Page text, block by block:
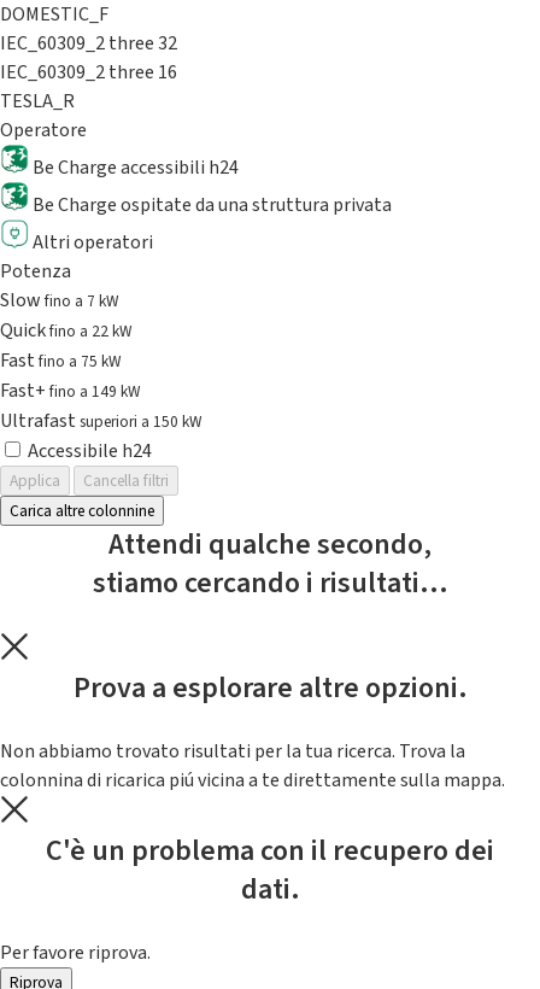
DOMESTIC_F
IEC_60309_2 three 32
IEC_60309_2 three 16
TESLA_R
Operatore
Be Charge accessibili h24
Be Charge ospitate da una struttura privata
Altri operatori
Potenza
Slowfino a 7 kW
Quickfino a 22 kW
Fastfino a 75 kW
Fast+fino a 149 kW
Ultrafast superiori a 150 kW
Accessibile h24
Applica
Cancella filtri
Carica altre colonnine
Attendi qualche secondo,
stiamo cercando i risultati...
Prova a esplorare altre opzioni.
Non abbiamo trovato risultati per la tua ricerca. Trova la
colonnina di ricarica piú vicina a te direttamente sulla mappa.
C'è un problema con il recupero dei
dati.
Per favore riprova.
Riprova